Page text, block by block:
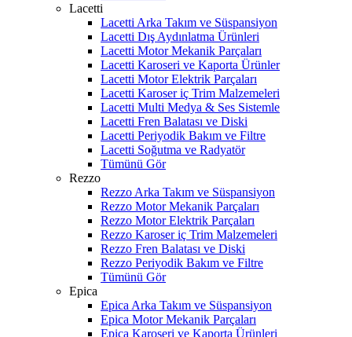
Lacetti
Lacetti Arka Takım ve Süspansiyon
Lacetti Dış Aydınlatma Ürünleri
Lacetti Motor Mekanik Parçaları
Lacetti Karoseri ve Kaporta Ürünler
Lacetti Motor Elektrik Parçaları
Lacetti Karoser iç Trim Malzemeleri
Lacetti Multi Medya & Ses Sistemle
Lacetti Fren Balatası ve Diski
Lacetti Periyodik Bakım ve Filtre
Lacetti Soğutma ve Radyatör
Tümünü Gör
Rezzo
Rezzo Arka Takım ve Süspansiyon
Rezzo Motor Mekanik Parçaları
Rezzo Motor Elektrik Parçaları
Rezzo Karoser iç Trim Malzemeleri
Rezzo Fren Balatası ve Diski
Rezzo Periyodik Bakım ve Filtre
Tümünü Gör
Epica
Epica Arka Takım ve Süspansiyon
Epica Motor Mekanik Parçaları
Epica Karoseri ve Kaporta Ürünleri